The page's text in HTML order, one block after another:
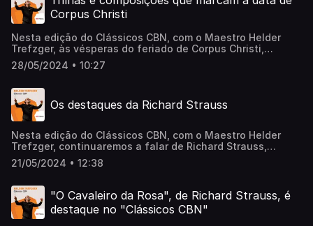
Fogo. Ouça a conversa completa!
Corpus Christi
Nesta edição do Clássicos CBN, com o Maestro Helder
Trefzger, às vésperas do feriado de Corpus Christi,
tratamos algumas obras escritas especialmente para essa
ocasião em diferentes épocas. Teremos trechos de peças
(período clássico) e César Franck, já do período romântico.
Ouça a conversa completa!
28/05/2024 • 10:27
Os destaques da Richard Strauss
Nesta edição do Clássicos CBN, com o Maestro Helder
Trefzger, continuaremos a falar de Richard Strauss,
compositor alemão, um dos principais representantes do
romantismo tardio europeu. Hoje falaremos da sua obra
no conto medieval sobre esse personagem. Uma obra que
destaca os instrumentos da orquestra, como a trompa e a
requinta (clarinete agudo). Ouça a conversa completa!
21/05/2024 • 12:38
"O Cavaleiro da Rosa", de Richard Strauss, é
destaque no "Clássicos CBN"